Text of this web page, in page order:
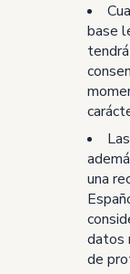
base
una
datos
de